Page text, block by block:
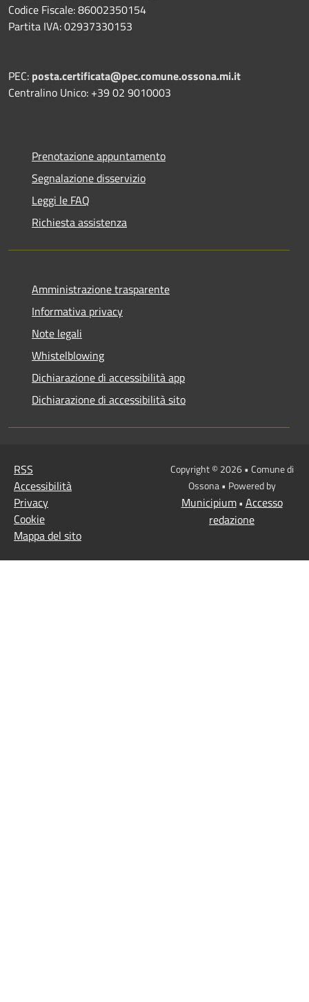
Codice Fiscale: 86002350154
Partita IVA: 02937330153
PEC: posta.certificata@pec.comune.ossona.mi.it
Centralino Unico: +39 02 9010003
Prenotazione appuntamento
Segnalazione disservizio
Leggi le FAQ
Richiesta assistenza
Amministrazione trasparente
Informativa privacy
Note legali
Whistelblowing
Dichiarazione di accessibilità app
Dichiarazione di accessibilità sito
RSS
Accessibilità
Privacy
Cookie
Mappa del sito
Copyright © 2026 • Comune di
Ossona • Powered by
Municipium• Accesso
redazione